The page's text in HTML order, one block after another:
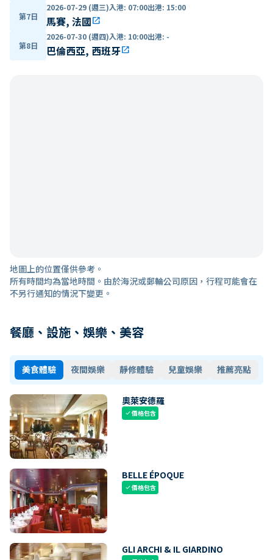
第7日
2026-07-29 (週三)入港: 07:00出港: 15:00
馬賽, 法國open_in_new
第8日
2026-07-30 (週四)入港: 10:00出港: -
巴倫西亞, 西班牙open_in_new
地圖上的位置僅供參考。
所有時間均為當地時間。由於海況或郵輪公司原因，行程可能會在
不另行通知的情況下變更。
餐廳、設施、娛樂、美容
美食體驗 夜間娛樂 靜修體驗 兒童娛樂 推薦亮點
奧萊安德羅
check價格包含
BELLE ÉPOQUE
check價格包含
GLI ARCHI & IL GIARDINO